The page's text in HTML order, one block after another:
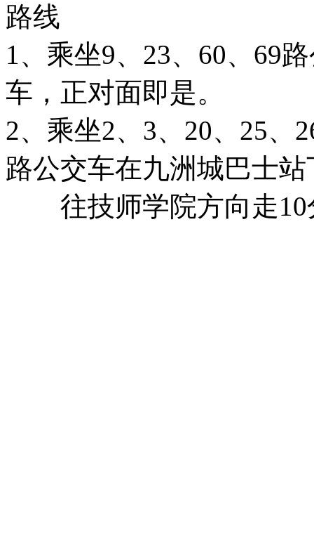
路线
1、乘坐9、23、60、69
车，正对面即是。
2、乘坐2、3、20、25、
路公交车在九洲城巴士站
往技师学院方向走10